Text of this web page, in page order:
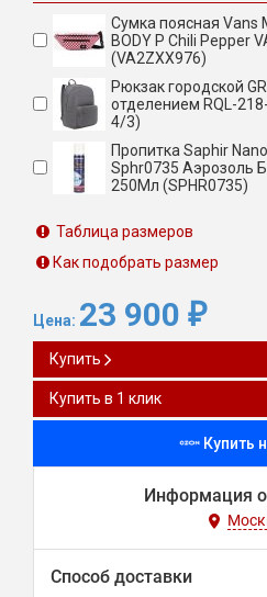
Сумка поясная Vans
BODY P Chili Pepper
(VA2ZXX976)
Рюкзак городской
отделением RQL-
4/3)
Пропитка Saphir
Sphr0735 Аэрозоль
250Мл (SPHR0735)
Таблица размеров
Как подобрать размер
Цена: 23 900 ₽
Купить
Купить в 1 клик
Купить
Информация
Способ доставки